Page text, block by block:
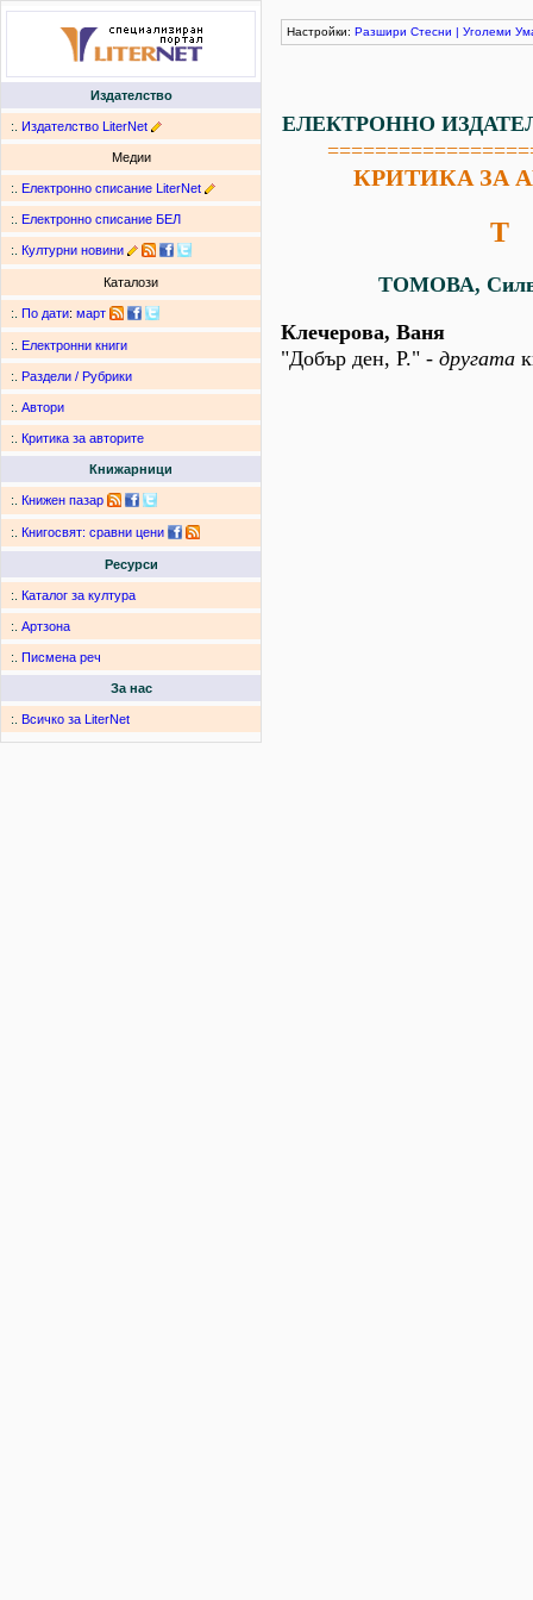
Издателство
:. Издателство LiterNet
Медии
:. Електронно списание LiterNet
:. Електронно списание БЕЛ
:. Културни новини
Каталози
:. По дати: март
:. Електронни книги
:. Раздели / Рубрики
:. Автори
:. Критика за авторите
Книжарници
:. Книжен пазар
:. Книгосвят: сравни цени
Ресурси
:. Каталог за култура
:. Артзона
:. Писмена реч
За нас
:. Всичко за LiterNet
Настройки: Разшири Стесни | Уголеми
ЕЛЕКТРОННО
КРИТИКА ЗА
Т
ТОМОВА,
Клечерова, Ваня
"Добър ден, Р." - другата